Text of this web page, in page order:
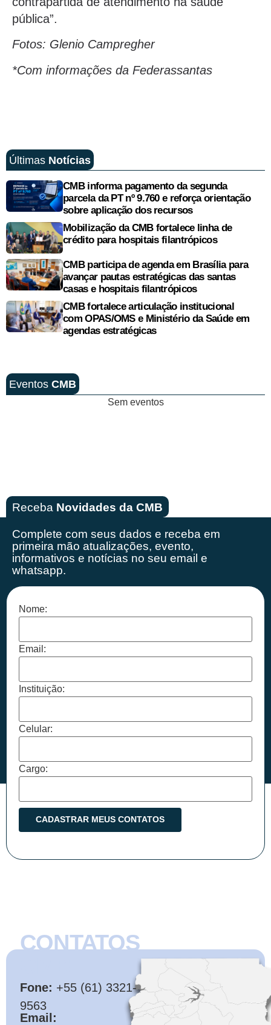
pública”.
Fotos: Glenio Campregher
*Com informações da Federassantas
Últimas Notícias
CMB informa pagamento da segunda
parcela da PT nº 9.760 e reforça orientação
sobre aplicação dos recursos
Mobilização da CMB fortalece linha de
crédito para hospitais filantrópicos
CMB participa de agenda em Brasília para
avançar pautas estratégicas das santas
casas e hospitais filantrópicos
CMB fortalece articulação institucional
com OPAS/OMS e Ministério da Saúde em
agendas estratégicas
Eventos CMB
Sem eventos
Receba Novidades da CMB
Complete com seus dados e receba em
primeira mão atualizações, evento,
informativos e notícias no seu email e
whatsapp.
Nome:
Email:
Instituição:
Celular:
Cargo:
CONTATOS
Fone: +55 (61) 3321-
9563
Email: